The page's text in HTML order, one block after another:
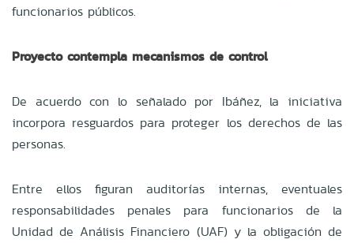
funcionarios públicos.
Proyecto contempla mecanismos de control
De acuerdo con lo señalado por Ibáñez, la iniciativa
incorpora resguardos para proteger los derechos de las
personas.
Entre ellos figuran auditorías internas, eventuales
responsabilidades penales para funcionarios de la
Unidad de Análisis Financiero (UAF) y la obligación de